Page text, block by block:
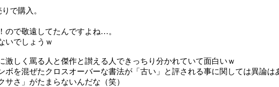
で購入。
ので敬遠してたんですよね…。
いでしょうｗ
激しく罵る人と傑作と讃える人できっちり分かれていて面白いｗ
を混ぜたクロスオーバーな書法が「古い」と評される事に関しては異論は
さ」がたまらないんだな（笑）